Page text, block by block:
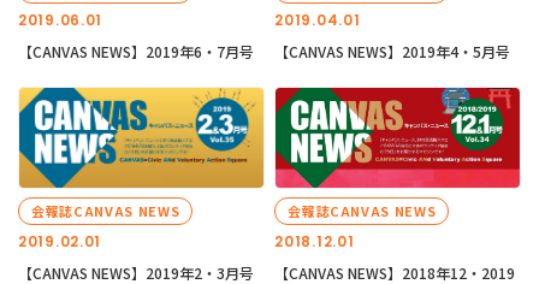
2019.06.01
【CANVAS NEWS】2019年6・7月号
2019.04.01
【CANVAS NEWS】2019年4・5月号
2019.02.01
会報誌CANVAS NEWS
【CANVAS NEWS】2019年2・3月号
2018.12.01
会報誌CANVAS NEWS
【CANVAS NEWS】2018年12・2019